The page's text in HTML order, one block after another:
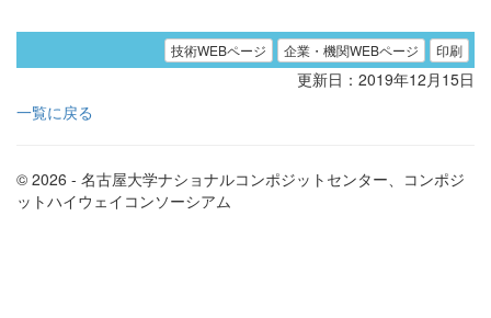
技術WEBページ 企業・機関WEBページ 印刷
更新日：2019年12月15日
一覧に戻る
© 2026 - 名古屋大学ナショナルコンポジットセンター、コンポジ
ットハイウェイコンソーシアム